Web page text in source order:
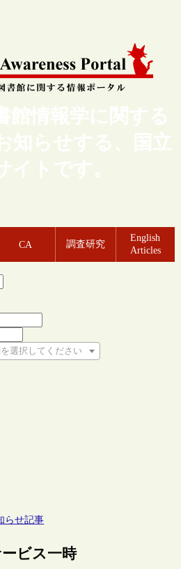
館情報学に関する
知らせする、国立
イトです。
CA 調査研究
English
Articles
選択してください
ください
らせ記事
ビス一時